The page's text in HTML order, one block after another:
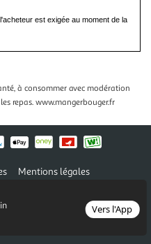
Vers l'App
est exigée au moment de la
à consommer avec modération
repas. www.mangerbouger.fr
Mentions légales
légales marketplace
droits réservés